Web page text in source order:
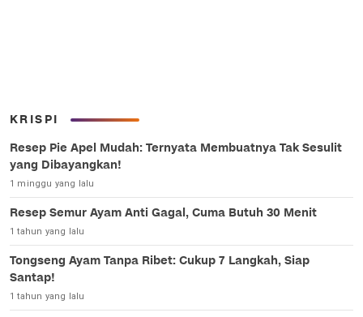
KRISPI
Resep Pie Apel Mudah: Ternyata Membuatnya Tak Sesulit
yang Dibayangkan!
1 minggu yang lalu
Resep Semur Ayam Anti Gagal, Cuma Butuh 30 Menit
1 tahun yang lalu
Tongseng Ayam Tanpa Ribet: Cukup 7 Langkah, Siap
Santap!
1 tahun yang lalu